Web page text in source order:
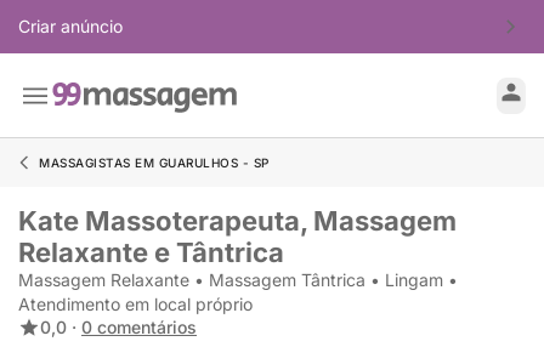
Criar anúncio
MASSAGISTAS EM GUARULHOS - SP
Kate Massoterapeuta, Massagem
Relaxante e Tântrica
Massagem Relaxante • Massagem Tântrica • Lingam •
Atendimento em local próprio
0,0 · 0 comentários